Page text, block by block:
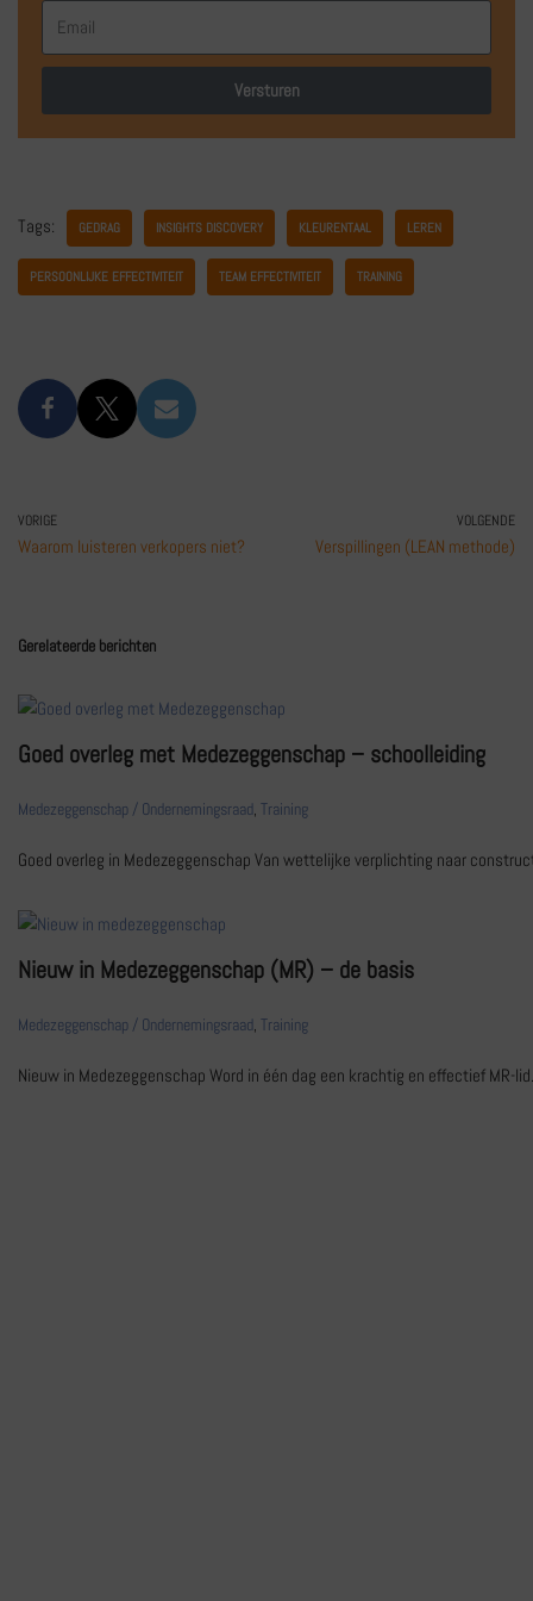
Versturen
Tags: GEDRAG INSIGHTS DISCOVERY KLEURENTAAL LEREN
PERSOONLIJKE EFFECTIVITEIT TEAM EFFECTIVITEIT TRAINING
VORIGE
Waarom luisteren verkopers niet?
VOLGENDE
Verspillingen (LEAN methode)
Gerelateerde berichten
Goed overleg met Medezeggenschap – schoolleiding
Medezeggenschap / Ondernemingsraad, Training
Goed overleg in Medezeggenschap Van wettelijke verplichting naar
Nieuw in Medezeggenschap (MR) – de basis
Medezeggenschap / Ondernemingsraad, Training
Nieuw in Medezeggenschap Word in één dag een krachtig en effectief MR-